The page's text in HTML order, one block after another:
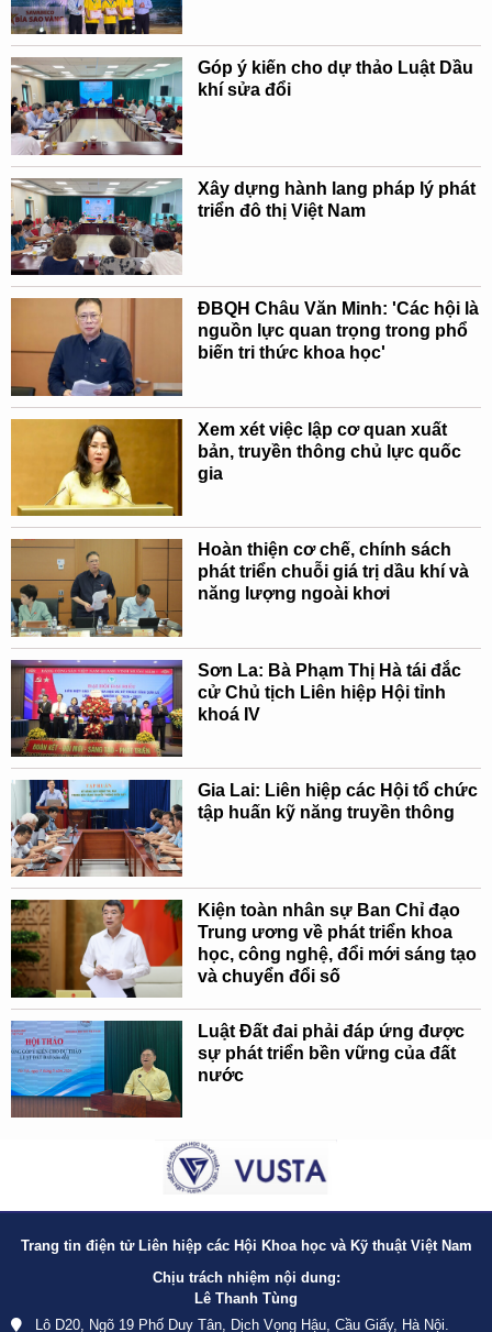
Góp ý kiến cho dự thảo Luật Dầu
khí sửa đổi
Xây dựng hành lang pháp lý phát
triển đô thị Việt Nam
ĐBQH Châu Văn Minh: 'Các hội là
nguồn lực quan trọng trong phổ
biến tri thức khoa học'
Xem xét việc lập cơ quan xuất
bản, truyền thông chủ lực quốc
gia
Hoàn thiện cơ chế, chính sách
phát triển chuỗi giá trị dầu khí và
năng lượng ngoài khơi
Sơn La: Bà Phạm Thị Hà tái đắc
cử Chủ tịch Liên hiệp Hội tỉnh
khoá IV
Gia Lai: Liên hiệp các Hội tổ chức
tập huấn kỹ năng truyền thông
Kiện toàn nhân sự Ban Chỉ đạo
Trung ương về phát triển khoa
học, công nghệ, đổi mới sáng tạo
và chuyển đổi số
Luật Đất đai phải đáp ứng được
sự phát triển bền vững của đất
nước
Trang tin điện tử Liên hiệp các Hội Khoa học và Kỹ thuật Việt Nam
Chịu trách nhiệm nội dung:
Lê Thanh Tùng
Lô D20, Ngõ 19 Phố Duy Tân, Dịch Vọng Hậu, Cầu Giấy, Hà Nội.